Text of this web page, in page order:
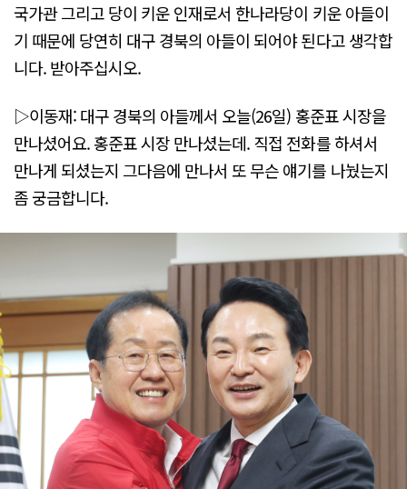
국가관 그리고 당이 키운 인재로서 한나라당이 키운 아들이
기 때문에 당연히 대구 경북의 아들이 되어야 된다고 생각합
니다. 받아주십시오.
▷이동재: 대구 경북의 아들께서 오늘(26일) 홍준표 시장을
만나셨어요. 홍준표 시장 만나셨는데. 직접 전화를 하셔서
만나게 되셨는지 그다음에 만나서 또 무슨 얘기를 나눴는지
좀 궁금합니다.